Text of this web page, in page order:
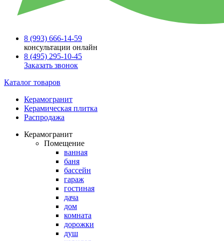
8 (993) 666-14-59
консультации онлайн
8 (495) 295-10-45
Заказать звонок
Каталог товаров
Керамогранит
Керамическая плитка
Распродажа
Керамогранит
Помещение
ванная
баня
бассейн
гараж
гостиная
дача
дом
комната
дорожки
душ